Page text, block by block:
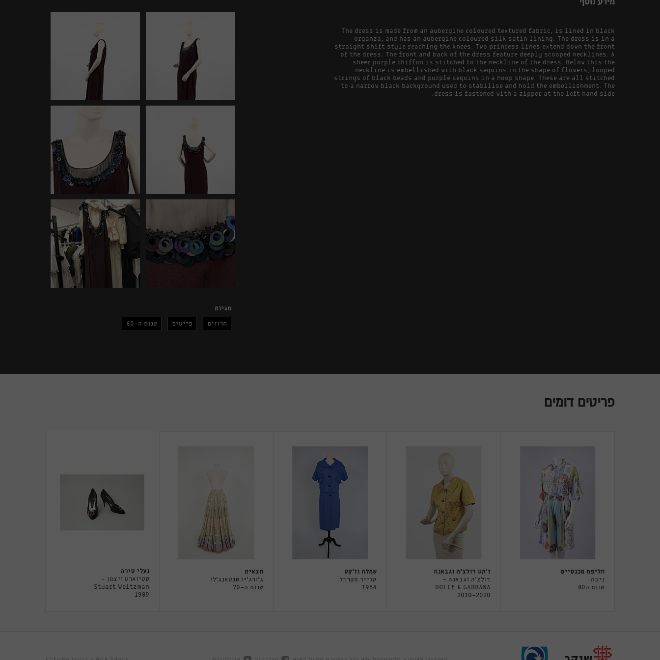
The dress is made from an aubergine coloured textured fabric, is lined in black
organza, and has an aubergine coloured silk satin lining. The dress is in a
straight shift style reaching the knees. Two princess lines extend down the front
of the dress. The front and back of the dress feature deeply scooped necklines. A
sheer purple chiffon is stitched to the neckline of the dress. Below this the
neckline is embellished with black sequins in the shape of flowers, looped
strings of black beads and purple sequins in a hoop shape. These are all stitched
to a narrow black background used to stabilise and hold the embellishment. The
dress is fastened with a zipper at the left hand side.
תגיות
חרוזים פייטים שנות ה-60
פריטים דומים
חליפת מכנסיים
ניבה
שנות ה80
ז'קט דולצ'ה וגבאנה
דולצ'ה וגבאנה -
DOLCE & GABBANA
2010-2020
שמלה וז'קט
קלייר מקרדל
1954
חצאית
ג'ורג'יו סנטאנג'לו
שנות ה-70
נעלי סירה
סטיוארט ויצמן -
Stuart Weitzman
1989